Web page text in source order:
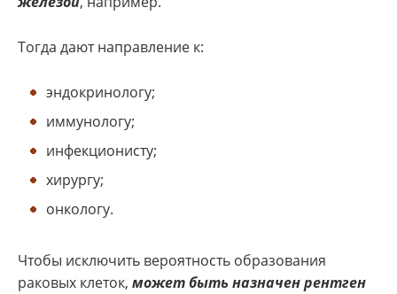
Тогда дают направление к:
эндокринологу;
иммунологу;
инфекционисту;
хирургу;
онкологу.
Чтобы исключить вероятность образования
раковых клеток, может быть назначен рентген